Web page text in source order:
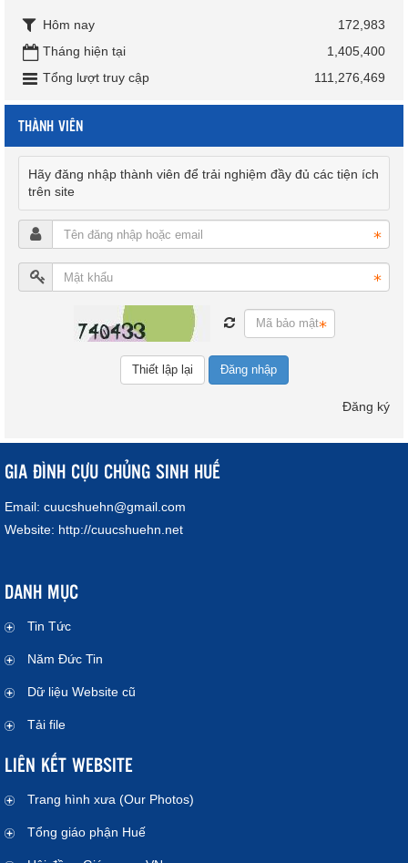
Hôm nay
172,983
Tháng hiện tại
1,405,400
Tổng lượt truy cập
111,276,469
THÀNH VIÊN
Hãy đăng nhập thành viên để trải nghiệm đầy đủ các tiện ích
trên site
Đăng nhập
Đăng ký
GIA ĐÌNH CỰU CHỦNG SINH HUẾ
Email: cuucshuehn@gmail.com
Website: http://cuucshuehn.net
DANH MỤC
Tin Tức
Năm Đức Tin
Dữ liệu Website cũ
Tải file
LIÊN KẾT WEBSITE
Trang hình xưa (Our Photos)
Tổng giáo phận Huế